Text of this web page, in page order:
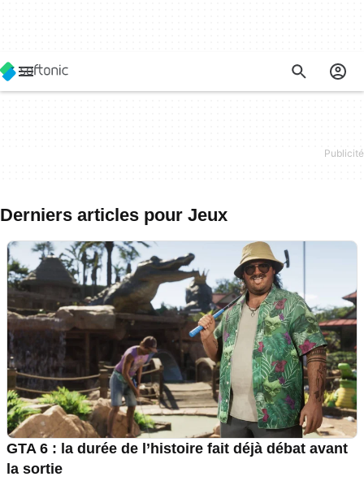
Derniers articles pour Jeux
GTA 6 : la durée de l’histoire fait déjà débat avant
la sortie